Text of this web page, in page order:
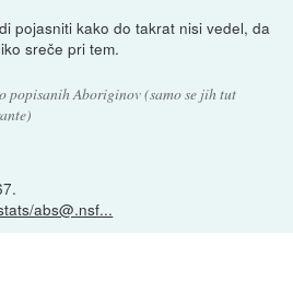
pojasniti kako do takrat nisi vedel, da
sreče pri tem.
popisanih Aboriginov (samo se jih tut
abs@.nsf...